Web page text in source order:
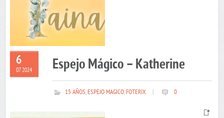
6
07 2024 Espejo Mágico – Katherine
15 AÑOS,ESPEJO MAGICO,FOTERIX 0